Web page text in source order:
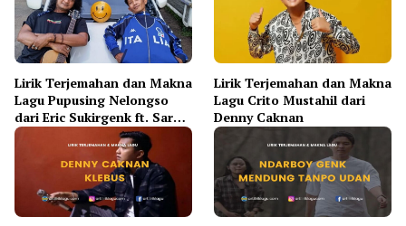
Lirik Terjemahan dan Makna
Lagu Pupusing Nelongso
dari Eric Sukirgenk ft. Sarah
Brillian
Lirik Terjemahan dan Makna
Lagu Crito Mustahil dari
Denny Caknan